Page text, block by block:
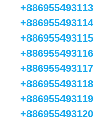
+886955493113
+886955493114
+886955493115
+886955493116
+886955493117
+886955493118
+886955493119
+886955493120